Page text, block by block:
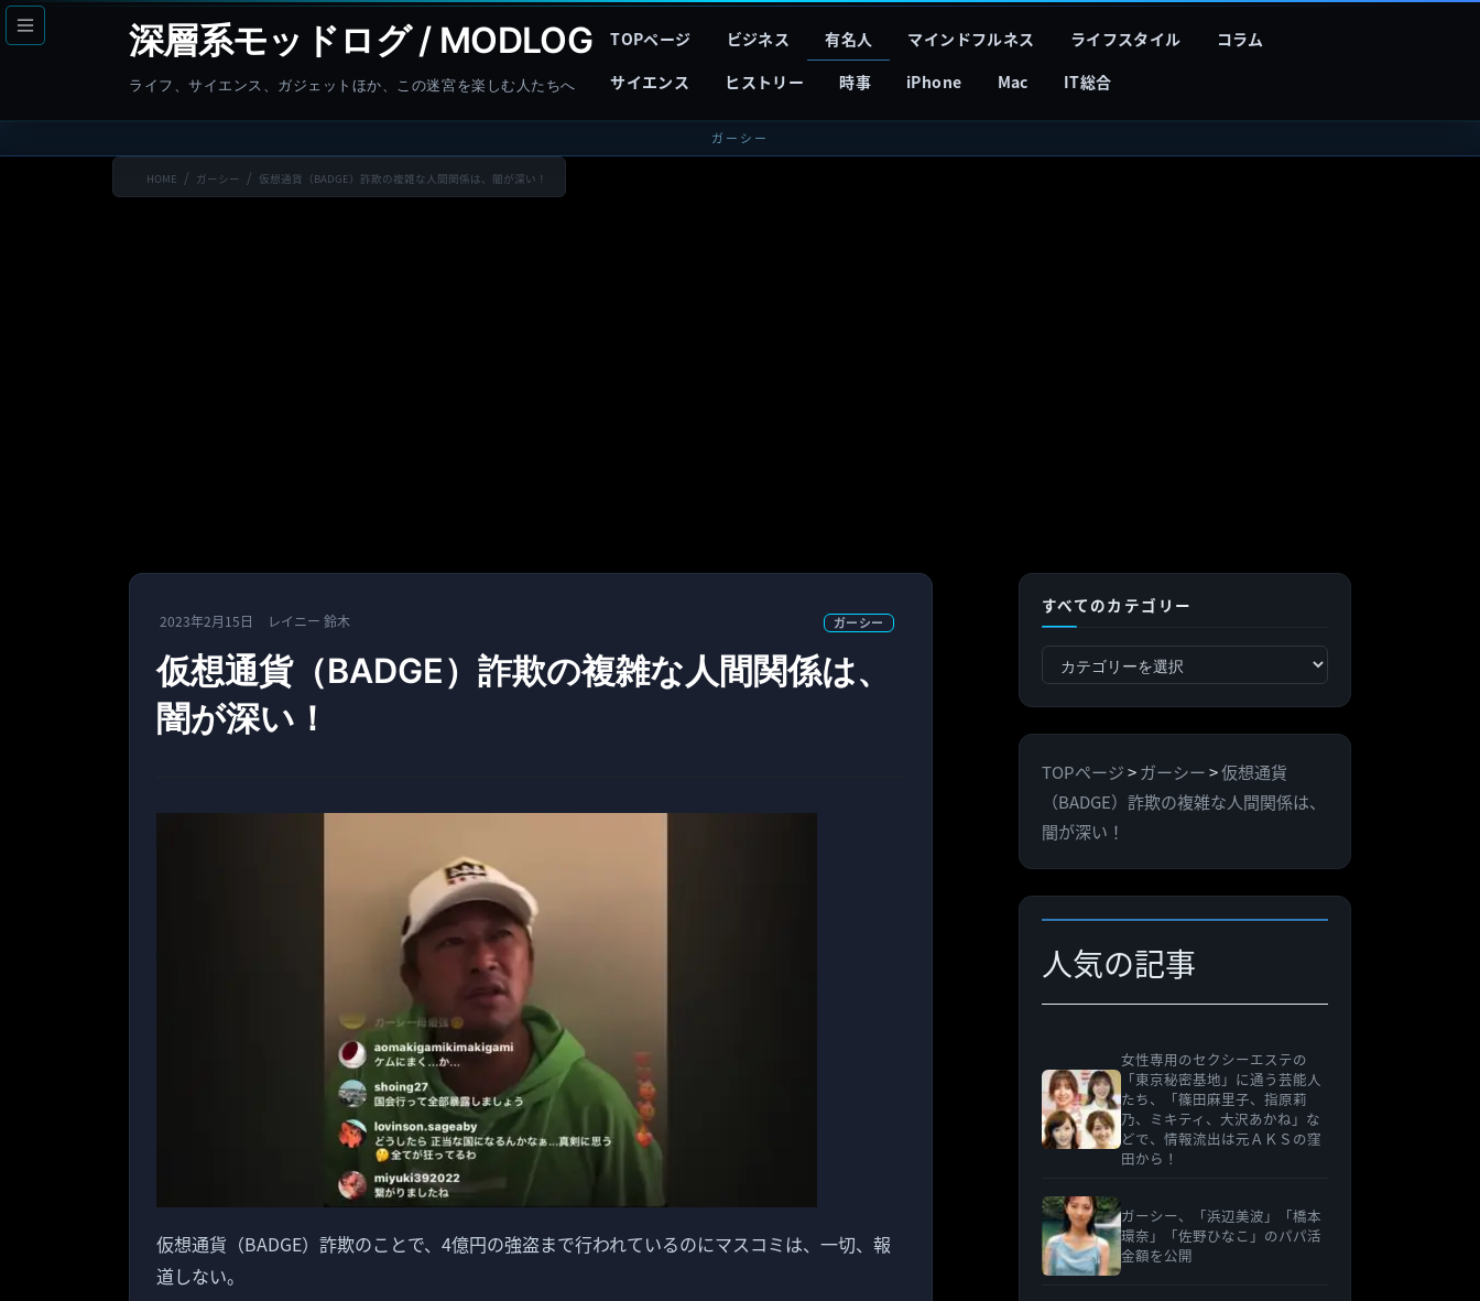
コ
ン
へ
ナ
ビ
ョ
深層系モッドログ / MODLOG
ライフ、サイエンス、ガジェットほか、この迷宮を楽しむ人たちへ
TOPページ ビジネス 有名人 マインドフルネス ライフスタイル
コラム
サイエンス
ヒストリー 時事 iPhone Mac IT総合
ガーシー
HOME ガーシー 仮想通貨（BADGE）詐欺の複雑な人間関係は、闇が深い！
2023年2月15日 レイニー 鈴木 ガーシー
仮想通貨（BADGE）詐欺の複雑な人間関係は、
闇が深い！
仮想通貨（BADGE）詐欺のことで、4億円の強盗まで行われているのにマスコミは、一切、報
道しない。
すべてのカテゴリー
べ
カ
テ
ゴ
リ
ー
TOPページ>ガーシー>仮想通貨
（BADGE）詐欺の複雑な人間関係は、
闇が深い！
人気の記事
女性専用のセクシーエステの
「東京秘密基地」に通う芸能人
たち、「篠田麻里子、指原莉
乃、ミキティ、大沢あかね」な
どで、情報流出は元ＡＫＳの窪
田から！
ガーシー、「浜辺美波」「橋本
環奈」「佐野ひなこ」のパパ活
金額を公開